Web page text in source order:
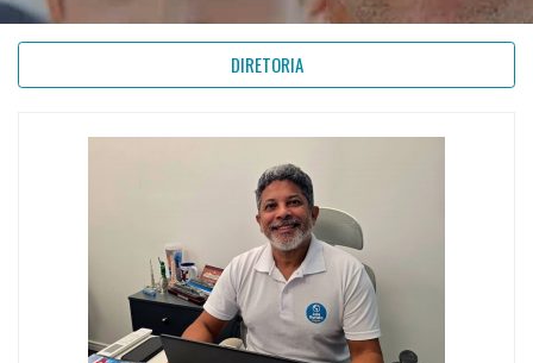
DIRETORIA